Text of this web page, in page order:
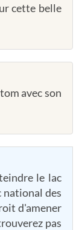
cette belle
avec son
le lac
national des
d'amener
pas